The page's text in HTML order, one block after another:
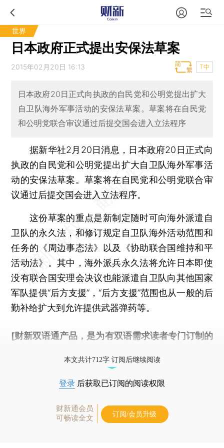
世界
日本政府正式提出安保法草案
2015年02月20日 16:13 T中
日本政府20日正式向执政的自民党和公明党提出扩大
自卫队海外军事活动的安保法草案。草案将在自民党
和公明党联合审议通过后提交国会进入立法程序
据新华社2月20日消息，日本政府20日正式向
执政的自民党和公明党提出扩大自卫队海外军事活
动的安保法草案。草案将在自民党和公明党联合审
议通过后提交国会进入立法程序。
这份草案的重点是新制定随时可向海外派遣自
卫队的永久法，和修订规定自卫队海外活动范围和
任务的《周边事态法》以及《协助联合国维持和平
活动法》。其中，海外派兵永久法将允许日本即使
没有联合国安理会决议也能派遣自卫队向其他国家
军队提供“后方支援”，“后方支援”范围也从一般的后
勤补给扩大到允许提供武器弹药等。
[财新双语通产品，是为有双语需求读者专门订制的
本文共计712字 订阅后继续阅读
登录 后获取已订阅的阅读权限
财新通会员
可畅读全文
订阅/会员升级